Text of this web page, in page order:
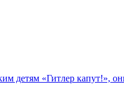
детям «Гитлер капут!»,